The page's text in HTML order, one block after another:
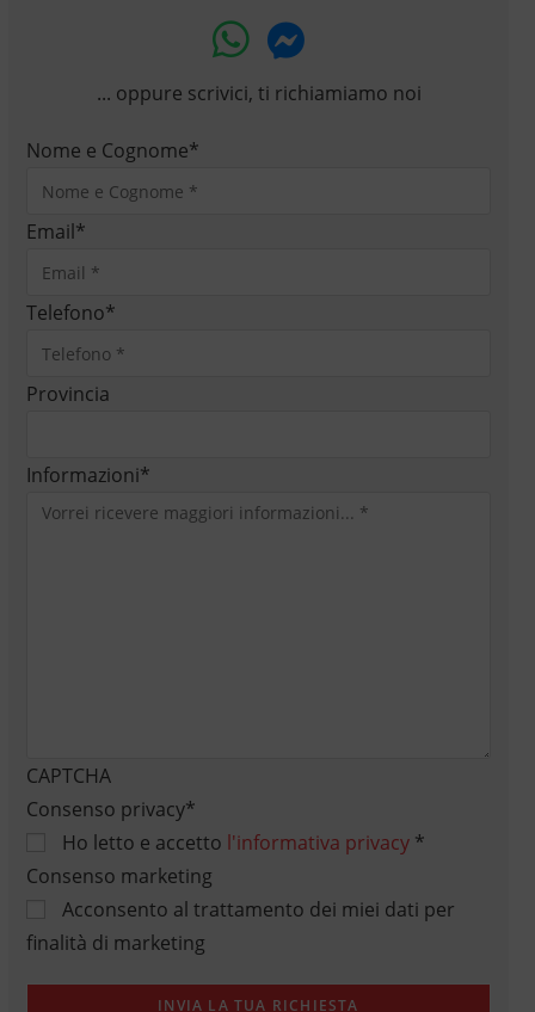
... oppure scrivici, ti richiamiamo noi
Nome e Cognome*
Email*
Telefono*
Provincia
Informazioni*
CAPTCHA
Consenso privacy*
Ho letto e accetto l'informativa privacy*
Consenso marketing
Acconsento al trattamento dei miei dati per
finalità di marketing